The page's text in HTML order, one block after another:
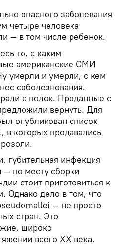
опасного заболевания
четыре человека
— в том числе ребенок.
то, с каким
американские СМИ
умерли и умерли, с кем
соболезнования.
с полок. Проданные с
вернуть. Для
опубликован список
в которых продавались
губительная инфекция
— по месту сборки
стоит приготовиться к
Однако дело в том, что
— не просто
стран. Это
широко
всего XX века.